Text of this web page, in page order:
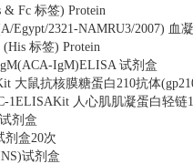
& Fc 标签) Protein
Egypt/2321-NAMRU3/2007) 血
(His 标签) Protein
IgM)ELISA 试剂盒
大鼠抗核膜糖蛋白210抗体
1ELISAKit 人心肌肌凝蛋白轻链
试剂盒
剂盒20次
试剂盒